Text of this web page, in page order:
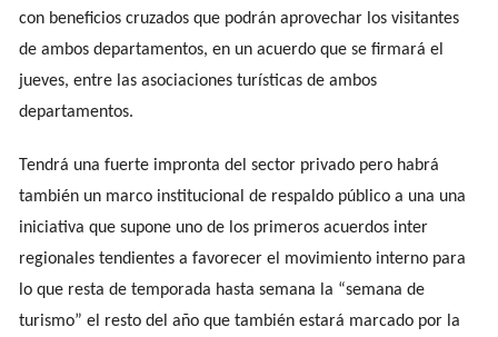
con beneficios cruzados que podrán aprovechar los visitantes
de ambos departamentos, en un acuerdo que se firmará el
jueves, entre las asociaciones turísticas de ambos
departamentos.
Tendrá una fuerte impronta del sector privado pero habrá
también un marco institucional de respaldo público a una una
iniciativa que supone uno de los primeros acuerdos inter
regionales tendientes a favorecer el movimiento interno para
lo que resta de temporada hasta semana la “semana de
turismo” el resto del año que también estará marcado por la